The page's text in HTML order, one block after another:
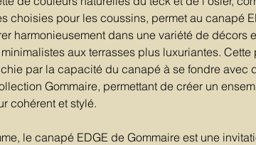
choisies pour les coussins, permet au canapé
harmonieusement dans une variété de décors
aux terrasses plus luxuriantes.
par la capacité du canapé à se fondre avec
Gommaire, permettant de créer un
cohérent et stylé.
le canapé EDGE de Gommaire est une